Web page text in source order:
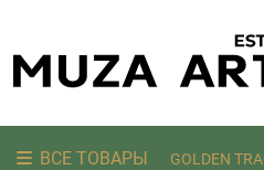
ВСЕ ТОВАРЫ GOLDEN